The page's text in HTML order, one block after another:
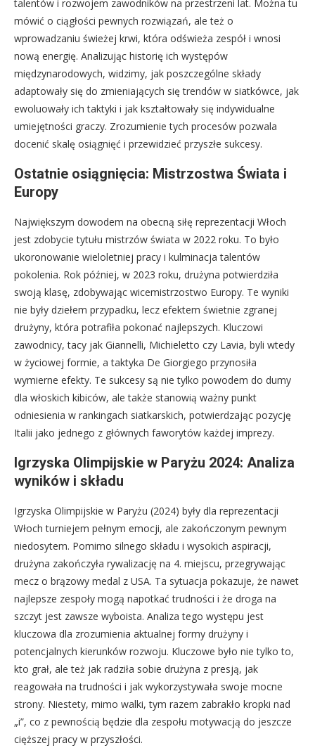
talentów i rozwojem zawodników na przestrzeni lat. Można tu
mówić o ciągłości pewnych rozwiązań, ale też o
wprowadzaniu świeżej krwi, która odświeża zespół i wnosi
nową energię. Analizując historię ich występów
międzynarodowych, widzimy, jak poszczególne składy
adaptowały się do zmieniających się trendów w siatkówce, jak
ewoluowały ich taktyki i jak kształtowały się indywidualne
umiejętności graczy. Zrozumienie tych procesów pozwala
docenić skalę osiągnięć i przewidzieć przyszłe sukcesy.
Ostatnie osiągnięcia: Mistrzostwa Świata i
Europy
Największym dowodem na obecną siłę reprezentacji Włoch
jest zdobycie tytułu mistrzów świata w 2022 roku. To było
ukoronowanie wieloletniej pracy i kulminacja talentów
pokolenia. Rok później, w 2023 roku, drużyna potwierdziła
swoją klasę, zdobywając wicemistrzostwo Europy. Te wyniki
nie były dziełem przypadku, lecz efektem świetnie zgranej
drużyny, która potrafiła pokonać najlepszych. Kluczowi
zawodnicy, tacy jak Giannelli, Michieletto czy Lavia, byli wtedy
w życiowej formie, a taktyka De Giorgiego przynosiła
wymierne efekty. Te sukcesy są nie tylko powodem do dumy
dla włoskich kibiców, ale także stanowią ważny punkt
odniesienia w rankingach siatkarskich, potwierdzając pozycję
Italii jako jednego z głównych faworytów każdej imprezy.
Igrzyska Olimpijskie w Paryżu 2024: Analiza
wyników i składu
Igrzyska Olimpijskie w Paryżu (2024) były dla reprezentacji
Włoch turniejem pełnym emocji, ale zakończonym pewnym
niedosytem. Pomimo silnego składu i wysokich aspiracji,
drużyna zakończyła rywalizację na 4. miejscu, przegrywając
mecz o brązowy medal z USA. Ta sytuacja pokazuje, że nawet
najlepsze zespoły mogą napotkać trudności i że droga na
szczyt jest zawsze wyboista. Analiza tego występu jest
kluczowa dla zrozumienia aktualnej formy drużyny i
potencjalnych kierunków rozwoju. Kluczowe było nie tylko to,
kto grał, ale też jak radziła sobie drużyna z presją, jak
reagowała na trudności i jak wykorzystywała swoje mocne
strony. Niestety, mimo walki, tym razem zabrakło kropki nad
„i”, co z pewnością będzie dla zespołu motywacją do jeszcze
cięższej pracy w przyszłości.